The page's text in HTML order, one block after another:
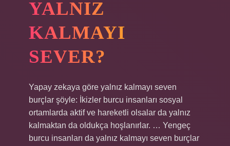
YALNIZ
KALMAYI
SEVER?
Yapay zekaya göre yalnız kalmayı seven
burçlar şöyle: İkizler burcu insanları sosyal
ortamlarda aktif ve hareketli olsalar da yalnız
kalmaktan da oldukça hoşlanırlar. … Yengeç
burcu insanları da yalnız kalmayı seven burçlar